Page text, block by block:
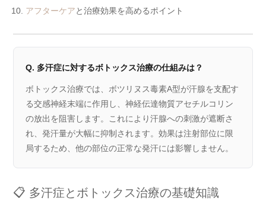
アフターケアと治療効果を高めるポイント
Q. 多汗症に対するボトックス治療の仕組みは？
ボトックス治療では、ボツリヌス毒素A型が汗腺を支配す
る交感神経末端に作用し、神経伝達物質アセチルコリン
の放出を阻害します。これにより汗腺への刺激が遮断さ
れ、発汗量が大幅に抑制されます。効果は注射部位に限
局するため、他の部位の正常な発汗には影響しません。
📋 多汗症とボトックス治療の基礎知識